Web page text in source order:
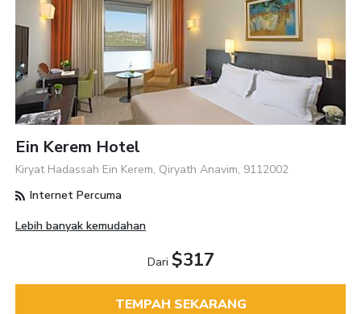
Ein Kerem Hotel
Kiryat Hadassah Ein Kerem, Qiryath Anavim, 9112002
Internet Percuma
Lebih banyak kemudahan
Dari $317
TEMPAH SEKARANG